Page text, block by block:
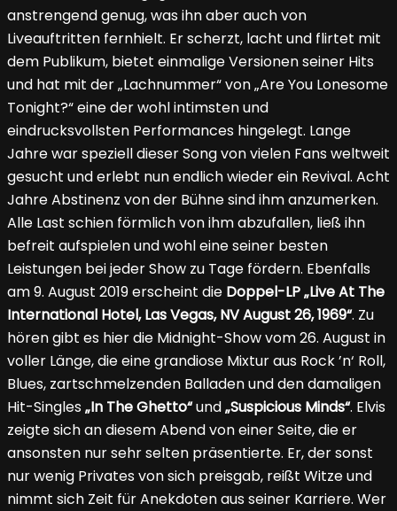
anstrengend genug, was ihn aber auch von
Liveauftritten fernhielt. Er scherzt, lacht und flirtet mit
dem Publikum, bietet einmalige Versionen seiner Hits
und hat mit der „Lachnummer“ von „Are You Lonesome
Tonight?“ eine der wohl intimsten und
eindrucksvollsten Performances hingelegt. Lange
Jahre war speziell dieser Song von vielen Fans weltweit
gesucht und erlebt nun endlich wieder ein Revival. Acht
Jahre Abstinenz von der Bühne sind ihm anzumerken.
Alle Last schien förmlich von ihm abzufallen, ließ ihn
befreit aufspielen und wohl eine seiner besten
Leistungen bei jeder Show zu Tage fördern. Ebenfalls
am 9. August 2019 erscheint die Doppel-LP „Live At The
International Hotel, Las Vegas, NV August 26, 1969“. Zu
hören gibt es hier die Midnight-Show vom 26. August in
voller Länge, die eine grandiose Mixtur aus Rock ’n‘ Roll,
Blues, zartschmelzenden Balladen und den damaligen
Hit-Singles„In The Ghetto“und„Suspicious Minds“. Elvis
zeigte sich an diesem Abend von einer Seite, die er
ansonsten nur sehr selten präsentierte. Er, der sonst
nur wenig Privates von sich preisgab, reißt Witze und
nimmt sich Zeit für Anekdoten aus seiner Karriere. Wer